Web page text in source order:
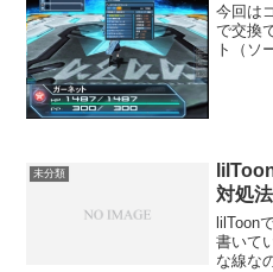
今回は
で交換
ト（ソ
未分類
対処法
lilToon
書いて
な線な